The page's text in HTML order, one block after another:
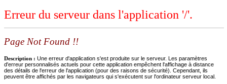
Erreur du serveur dans l'application '/'.
Page Not Found !!
Description : Une erreur d'application s'est produite sur le serveur. Les paramètres
d'erreur personnalisés actuels pour cette application empêchent l'affichage à distance
des détails de l'erreur de l'application (pour des raisons de sécurité). Cependant, ils
peuvent être affichés par les navigateurs qui s'exécutent sur l'ordinateur serveur local.